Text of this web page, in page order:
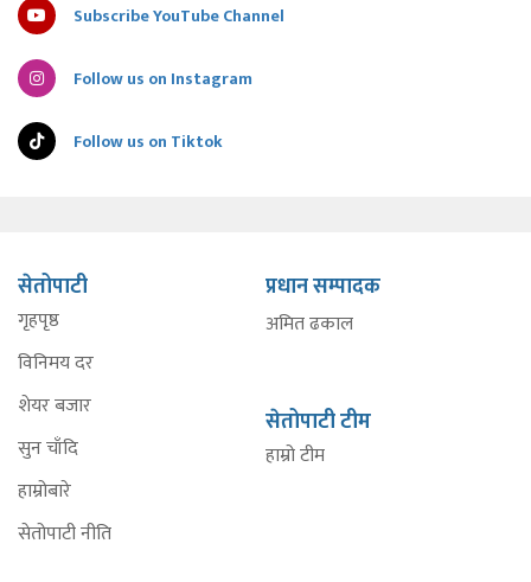
Subscribe YouTube Channel
Follow us on Instagram
Follow us on Tiktok
सेतोपाटी
गृहपृष्ठ
विनिमय दर
शेयर बजार
सुन चाँदि
हाम्रोबारे
सेतोपाटी नीति
प्रधान सम्पादक
अमित ढकाल
सेतोपाटी टीम
हाम्रो टीम